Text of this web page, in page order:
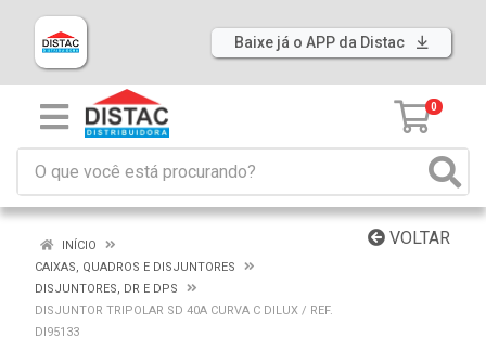
Baixe já o APP da Distac
0
VOLTAR
INÍCIO
CAIXAS, QUADROS E DISJUNTORES
DISJUNTORES, DR E DPS
DISJUNTOR TRIPOLAR SD 40A CURVA C DILUX / REF.
DI95133